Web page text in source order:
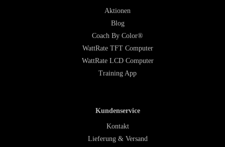
Aktionen
Blog
Coach By Color®
WattRate TFT Computer
WattRate LCD Computer
Training App
Kundenservice
Kontakt
Lieferung & Versand